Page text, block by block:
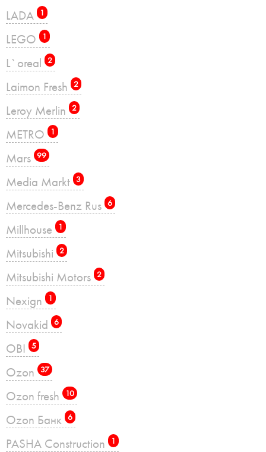
LADA 1
LEGO 1
L`oreal 2
Laimon Fresh 2
Leroy Merlin 2
METRO 1
Mars 99
Media Markt 3
Mercedes-Benz Rus 6
Millhouse 1
Mitsubishi 2
Mitsubishi Motors 2
Nexign 1
Novakid 6
OBI 5
Ozon 37
Ozon fresh 10
Ozon Банк 6
PASHA Construction 1